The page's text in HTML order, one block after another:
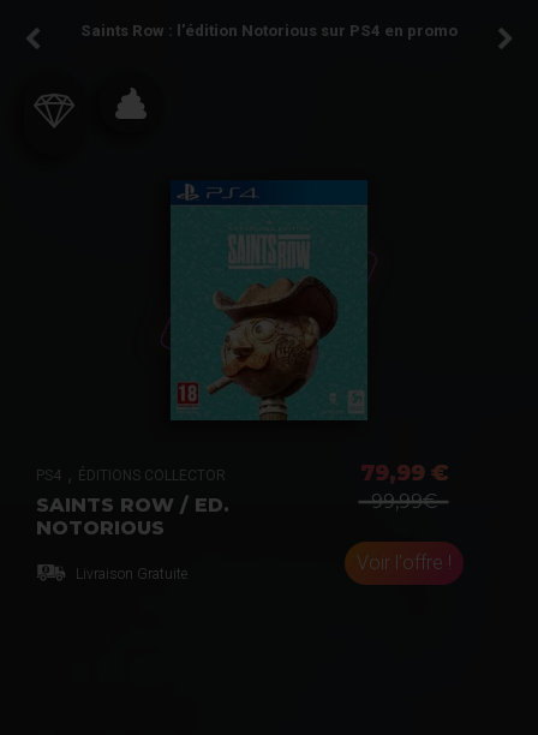
Saints Row : l’édition Notorious sur PS4 en promo
PS4 , ÉDITIONS COLLECTOR
SAINTS ROW / ED.
NOTORIOUS
Livraison Gratuite
79,99 €
99,99€
Voir l'offre !